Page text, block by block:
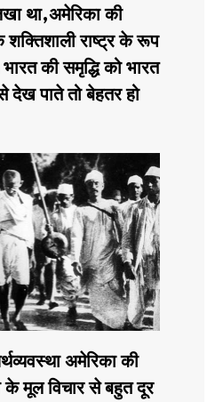
था,अमेरिका की
शक्तिशाली राष्ट्र के रूप
की समृद्धि को भारत
देख पाते तो बेहतर हो
अमेरिका की
के मूल विचार से बहुत दूर